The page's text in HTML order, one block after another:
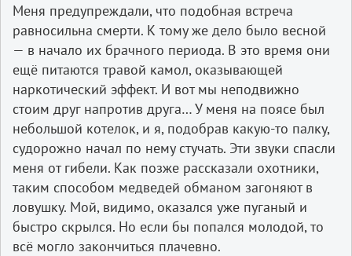
Меня предупреждали, что подобная встреча
равносильна смерти. К тому же дело было весной
— в начало их брачного периода. В это время они
ещё питаются травой камол, оказывающей
наркотический эффект. И вот мы неподвижно
стоим друг напротив друга… У меня на поясе был
небольшой котелок, и я, подобрав какую-то палку,
судорожно начал по нему стучать. Эти звуки спасли
меня от гибели. Как позже рассказали охотники,
таким способом медведей обманом загоняют в
ловушку. Мой, видимо, оказался уже пуганый и
быстро скрылся. Но если бы попался молодой, то
всё могло закончиться плачевно.